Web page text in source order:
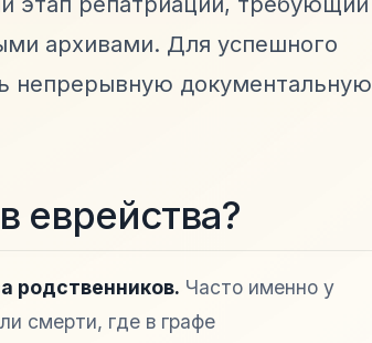
архивами. Для успешного
непрерывную документальную
еврейства?
родственников. Часто именно у
смерти, где в графе